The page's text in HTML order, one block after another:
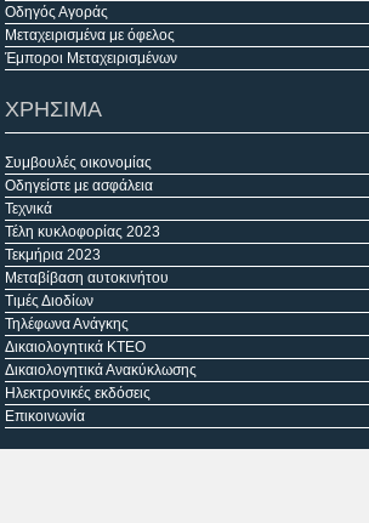
Οδηγός Αγοράς
Μεταχειρισμένα με όφελος
Έμποροι Μεταχειρισμένων
ΧΡΗΣΙΜΑ
Συμβουλές οικονομίας
Οδηγείστε με ασφάλεια
Τεχνικά
Τέλη κυκλοφορίας 2023
Τεκμήρια 2023
Μεταβίβαση αυτοκινήτου
Τιμές Διοδίων
Τηλέφωνα Ανάγκης
Δικαιολογητικά ΚΤΕΟ
Δικαιολογητικά Ανακύκλωσης
Ηλεκτρονικές εκδόσεις
Επικοινωνία